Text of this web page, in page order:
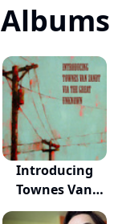
Introducing
Townes Van
Zandt...